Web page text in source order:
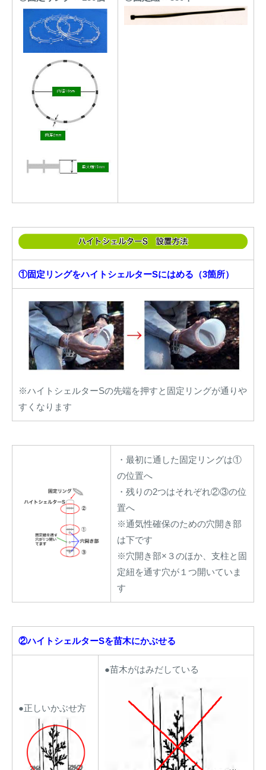
①固定リングをハイトシェルターSにはめる（3箇所）
※ハイトシェルターSの先端を押すと固定リングが通りや
すくなります
・最初に通した固定リングは①
の位置へ
・残りの2つはそれぞれ②③の位
置へ
※通気性確保のための穴開き部
は下です
※穴開き部×３のほか、支柱と固
定紐を通す穴が１つ開いていま
す
②ハイトシェルターSを苗木にかぶせる
●正しいかぶせ方
●苗木がはみだしている